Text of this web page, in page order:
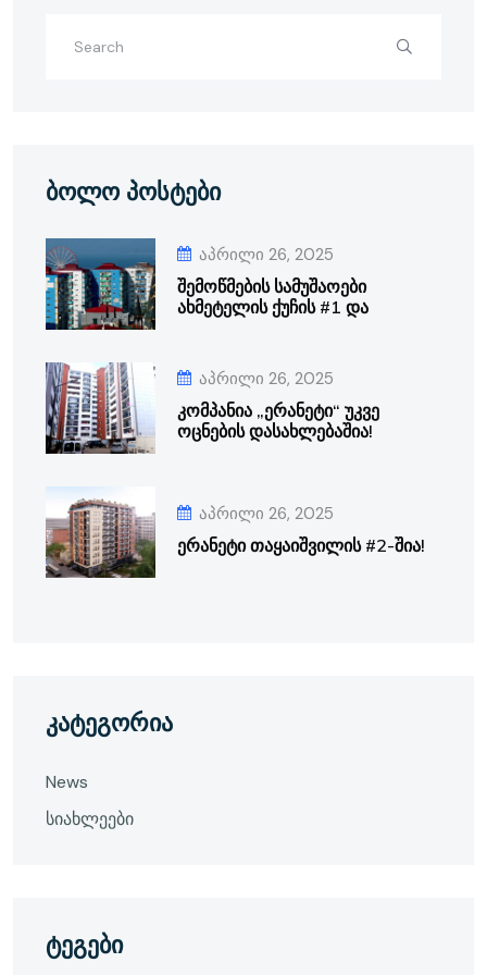
ბოლო პოსტები
აპრილი 26, 2025
შემოწმების სამუშაოები
ახმეტელის ქუჩის #1 და
აპრილი 26, 2025
კომპანია „ერანეტი“ უკვე
ოცნების დასახლებაშია!
აპრილი 26, 2025
ერანეტი თაყაიშვილის #2-შია!
კატეგორია
News
სიახლეები
ტეგები